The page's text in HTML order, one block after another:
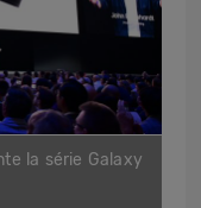
la série Galaxy